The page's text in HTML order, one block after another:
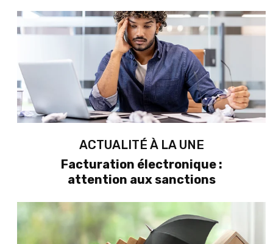
ACTUALITÉ À LA UNE
Facturation électronique :
attention aux sanctions